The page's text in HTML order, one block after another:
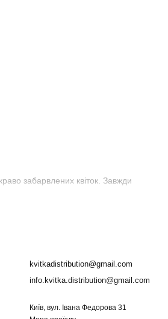
забарвлених квіток. Завжди
kvitkadistribution@gmail.com
info.kvitka.distribution@gmail.com
Київ, вул. Івана Федорова 31